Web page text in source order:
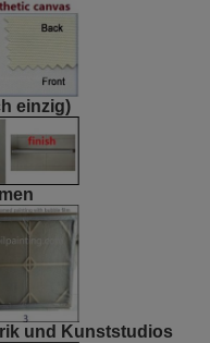
einzig)
und Kunststudios